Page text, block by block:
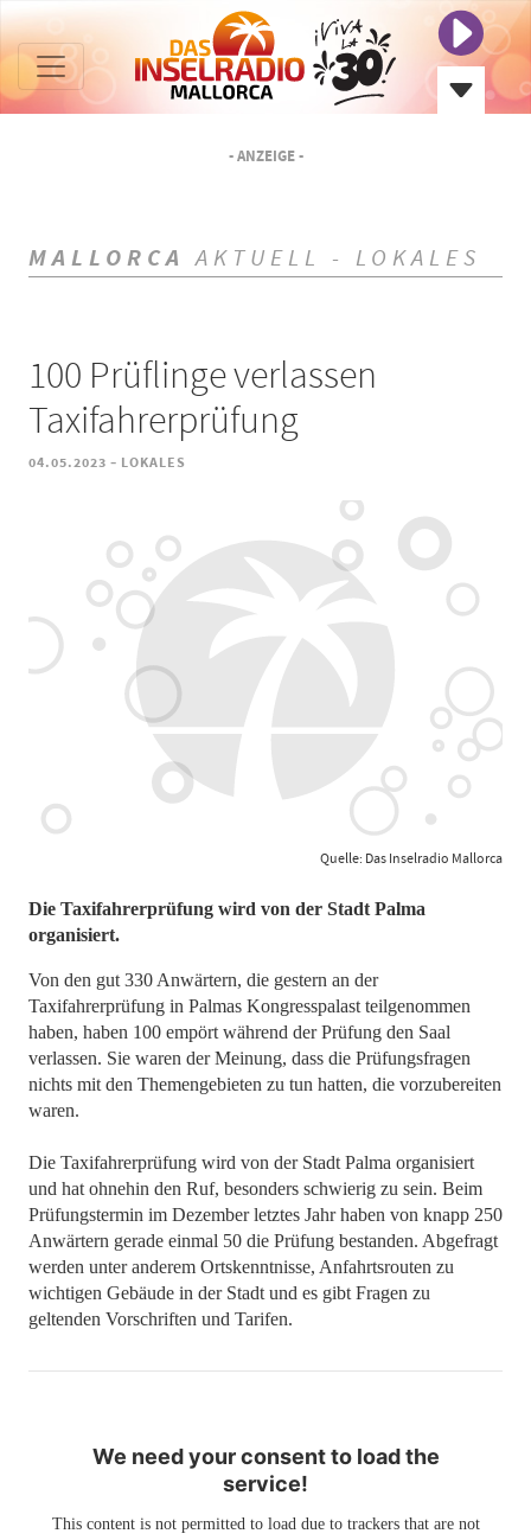
- ANZEIGE -
MALLORCA AKTUELL - LOKALES
100 Prüflinge verlassen
Taxifahrerprüfung
04.05.2023 - LOKALES
Quelle: Das Inselradio Mallorca
Die Taxifahrerprüfung wird von der Stadt Palma
organisiert.
Von den gut 330 Anwärtern, die gestern an der
Taxifahrerprüfung in Palmas Kongresspalast teilgenommen
haben, haben 100 empört während der Prüfung den Saal
verlassen. Sie waren der Meinung, dass die Prüfungsfragen
nichts mit den Themengebieten zu tun hatten, die vorzubereiten
waren.
Die Taxifahrerprüfung wird von der Stadt Palma organisiert
und hat ohnehin den Ruf, besonders schwierig zu sein. Beim
Prüfungstermin im Dezember letztes Jahr haben von knapp 250
Anwärtern gerade einmal 50 die Prüfung bestanden. Abgefragt
werden unter anderem Ortskenntnisse, Anfahrtsrouten zu
wichtigen Gebäude in der Stadt und es gibt Fragen zu
geltenden Vorschriften und Tarifen.
We need your consent to load the
service!
This content is not permitted to load due to trackers that are not